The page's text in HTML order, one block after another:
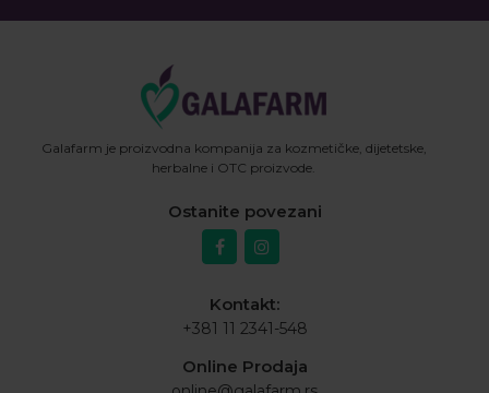
Galafarm je proizvodna kompanija za kozmetičke, dijetetske,
herbalne i OTC proizvode.
Ostanite povezani
Kontakt:
+381 11 2341-548
Online Prodaja